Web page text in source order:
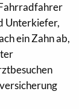
Unterkiefer,
ein Zahn ab,